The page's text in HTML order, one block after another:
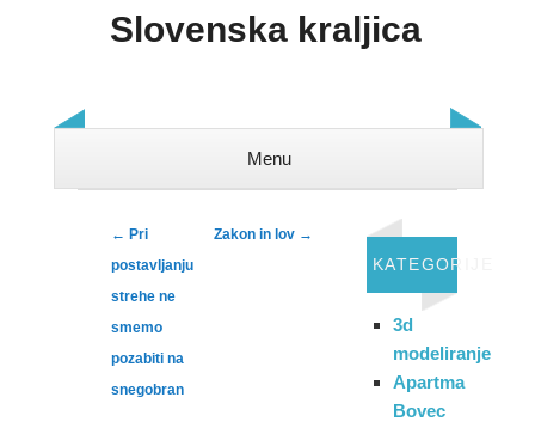
Slovenska kraljica
Menu
Post navigation
← Pri
postavljanju
strehe ne
smemo
pozabiti na
snegobran
Zakon in lov →
KATEGORIJE
3d
modeliranje
Apartma
Bovec